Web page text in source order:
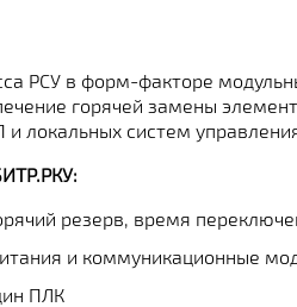
РСУ в форм-факторе
горячей замены
и локальных систем
резерв, время
и коммуникационные
ПЛК